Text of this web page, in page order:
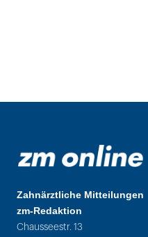
Zahnärztliche Mitteilungen
zm-Redaktion
Chausseestr. 13